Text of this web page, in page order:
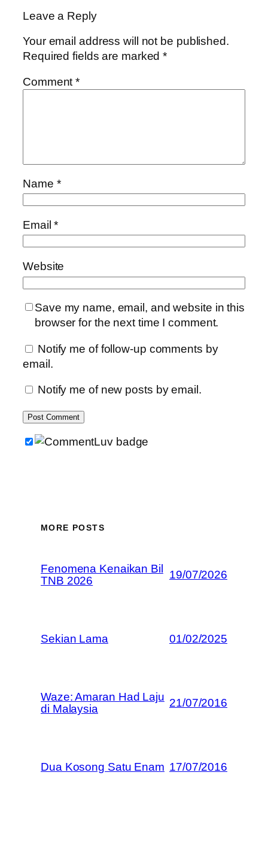
Leave a Reply
Your email address will not be published.
Required fields are marked*
Comment*
Name *
Email*
Website
Save my name, email, and website in this
browser for the next time I comment.
Notify me of follow-up comments by
email.
Notify me of new posts by email.
MORE POSTS
Fenomena Kenaikan Bil
TNB 2026
19/07/2026
Sekian Lama 01/02/2025
Waze: Amaran Had Laju
di Malaysia
21/07/2016
Dua Kosong Satu Enam 17/07/2016